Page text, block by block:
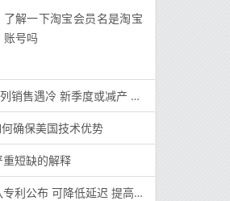
了解一下淘宝会员名是淘宝
账号吗
售遇冷 新季度或减产 300 万部
确保美国技术优势
短缺的解释
布 可降低延迟 提高辅助驾驶安全性